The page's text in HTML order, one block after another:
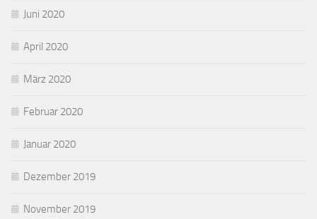
Juni 2020
April 2020
März 2020
Februar 2020
Januar 2020
Dezember 2019
November 2019